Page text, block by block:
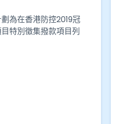
為在香港防控2019冠
特別徵集撥款項目列